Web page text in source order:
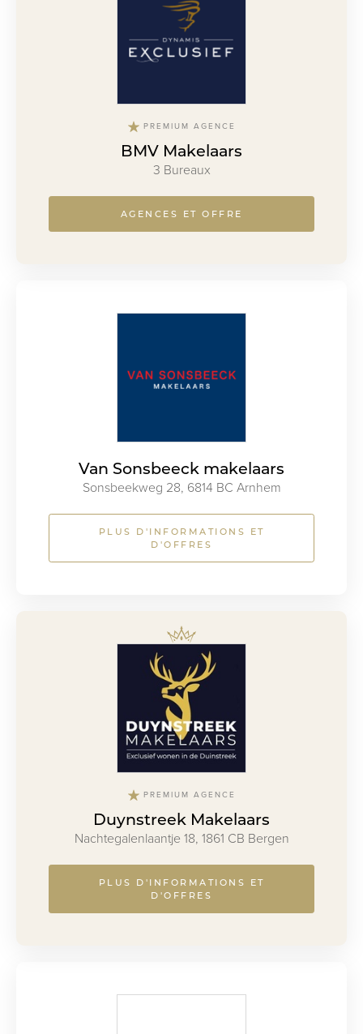
PREMIUM AGENCE
BMV Makelaars
3 Bureaux
AGENCES ET OFFRE
Van Sonsbeeck makelaars
Sonsbeekweg 28, 6814 BC Arnhem
PLUS D'INFORMATIONS ET
D'OFFRES
PREMIUM AGENCE
Duynstreek Makelaars
Nachtegalenlaantje 18, 1861 CB Bergen
PLUS D'INFORMATIONS ET
D'OFFRES